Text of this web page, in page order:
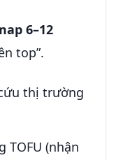
6–12
top”.
thị trường
TOFU (nhận